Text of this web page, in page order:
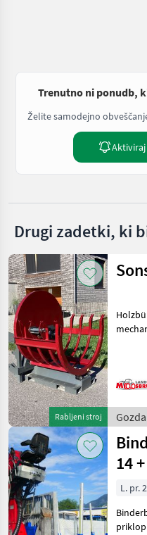
Trenutno ni ponudb,
Želite samodejno
Drugi zadetki, ki
Rabljeni stroj
in
/
14
L. pr.